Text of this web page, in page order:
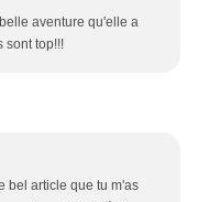
aventure qu'elle a
sont top!!!
bel article que tu m'as